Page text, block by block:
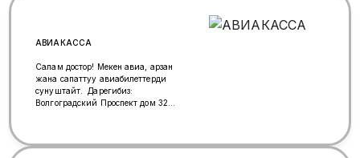
АВИАКАССА
Салам достор! Мекен авиа, арзан
жана сапаттуу авиабилеттерди
сунуштайт. Дарегибиз:
Волгоградский Проспект дом 32
+79268453222